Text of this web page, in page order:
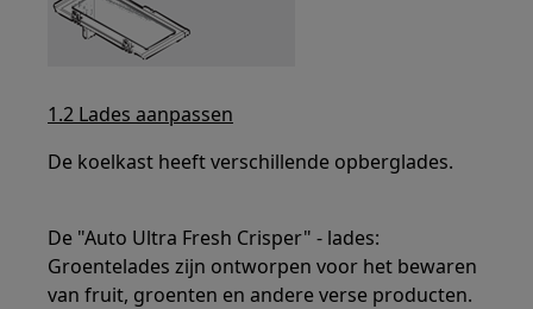
1.2 Lades aanpassen
De koelkast heeft verschillende opberglades.
De "Auto Ultra Fresh Crisper" - lades:
Groentelades zijn ontworpen voor het bewaren
van fruit, groenten en andere verse producten.